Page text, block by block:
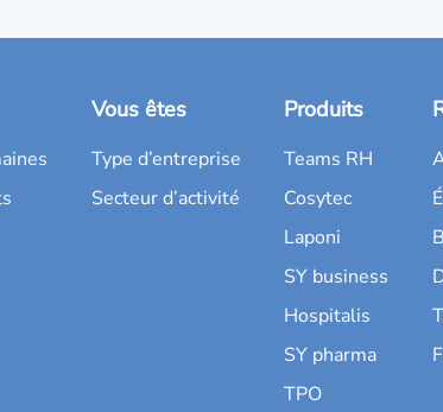
Vous êtes
Type d’entreprise
Secteur d’activité
Produits
Teams RH
Cosytec
Laponi
SY business
Hospitalis
SY pharma
TPO